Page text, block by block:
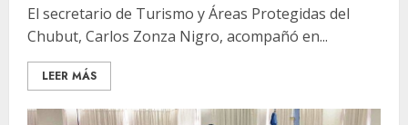
El secretario de Turismo y Áreas Protegidas del
Chubut, Carlos Zonza Nigro, acompañó en...
LEER MÁS